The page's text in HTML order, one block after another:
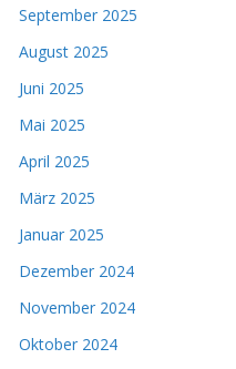
September 2025
August 2025
Juni 2025
Mai 2025
April 2025
März 2025
Januar 2025
Dezember 2024
November 2024
Oktober 2024